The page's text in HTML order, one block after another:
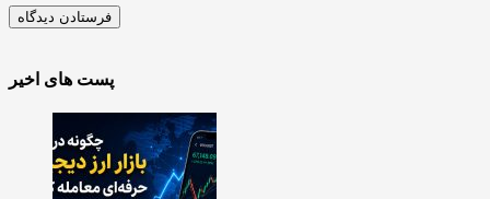
پست های اخیر